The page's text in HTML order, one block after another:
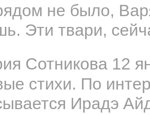
не было,
Эти твари,
Сотникова 12
стихи. По
Ирадэ